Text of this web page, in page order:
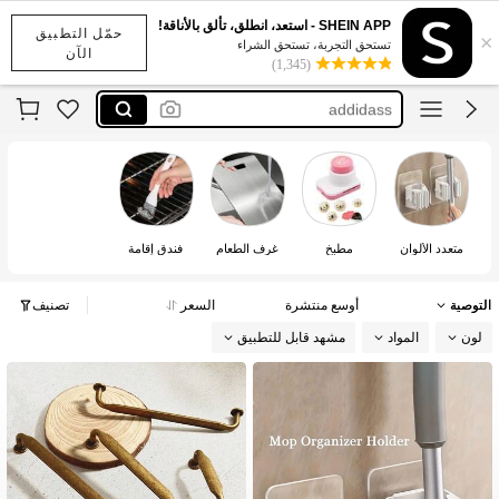
حمّل التطبيق
الآن
×
SHEIN APP - استعد، انطلق، تألق بالأناقة!
تستحق التجربة، تستحق الشراء
(1,345)
اديداس رجال
table
cute kitchen supplies
addidass
اديداس رجال
table
متعدد الألوان مطبخ غرف الطعام فندق إقامة
التوصية أوسع منتشرة السعر تصنيف
لون المواد مشهد قابل للتطبيق